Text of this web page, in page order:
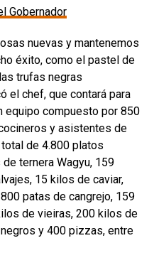
nuevas y mantenemos
éxito, como el pastel de
trufas negras
el chef, que contará para
equipo compuesto por 850
y asistentes de
de 4.800 platos
ternera Wagyu, 159
15 kilos de caviar,
patas de cangrejo, 159
de vieiras, 200 kilos de
y 400 pizzas, entre